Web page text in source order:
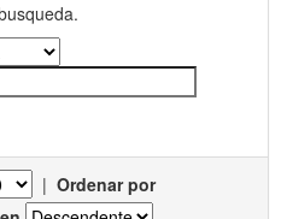
| Ordenar por